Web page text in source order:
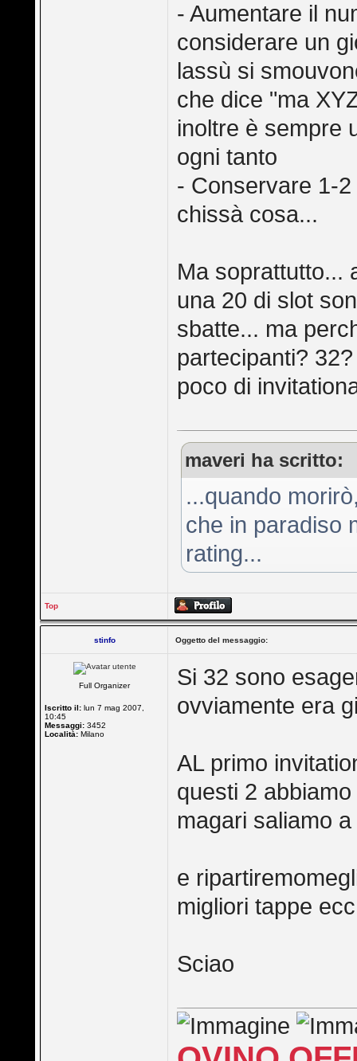
- Aumentare il
considerare un
lassù si
che dice "ma
inoltre è sempre
ogni tanto
- Conservare 1-
chissà cosa...
Ma soprattutto...
una 20 di slot
sbatte... ma
partecipanti?
poco di
maveri ha scritto:
...quando
che in paradiso
rating...
Top
stinfo Oggetto del messaggio:
Full Organizer
Iscritto il: lun 7 mag 2007,
10:45
Messaggi: 3452
Località: Milano
Si 32 sono
ovviamente era
AL primo
questi 2
magari saliamo a
e
migliori tappe
Sciao